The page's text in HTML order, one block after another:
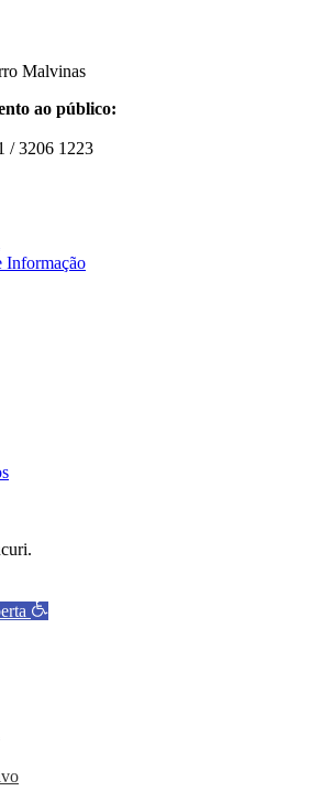
Malvinas
ao público:
/ 3206 1223
Informação